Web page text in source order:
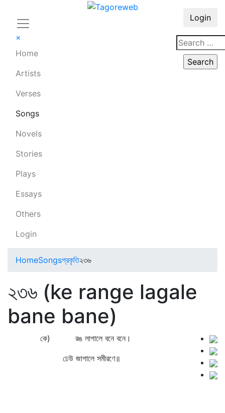
×
Home
Artists
Verses
Songs
Novels
Stories
Plays
Essays
Others
Login
Login
HomeSongsপ্রকৃতি২৩৬
২৩৬ (ke range lagale
bane bane)
কে) রঙ লাগালে বনে বনে।
ঢেউ জাগালে সমীরণে॥